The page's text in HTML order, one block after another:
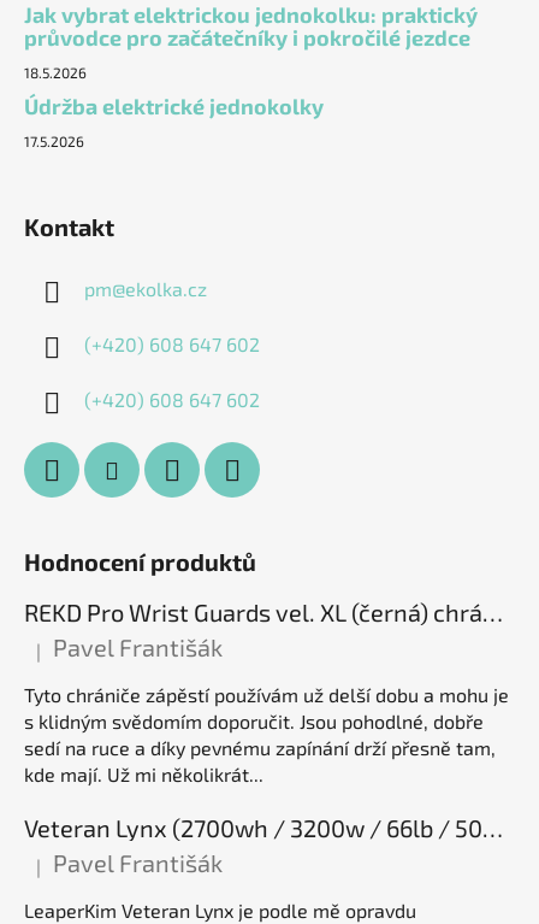
Jak vybrat elektrickou jednokolku: praktický
průvodce pro začátečníky i pokročilé jezdce
18.5.2026
Údržba elektrické jednokolky
17.5.2026
Kontakt
pm@ekolka.cz
(+420) 608 647 602
(+420) 608 647 602
Hodnocení produktů
REKD Pro Wrist Guards vel. XL (černá) chrániče zápěstí
Hodnocení produktu je 5 z 5 hvězdiček.
| Pavel Františák
Tyto chrániče zápěstí používám už delší dobu a mohu je
s klidným svědomím doporučit. Jsou pohodlné, dobře
sedí na ruce a díky pevnému zapínání drží přesně tam,
kde mají. Už mi několikrát...
Veteran Lynx (2700wh / 3200w / 66lb / 50E), elektrická jednokolka
Hodnocení produktu je 5 z 5 hvězdiček.
| Pavel Františák
LeaperKim Veteran Lynx je podle mě opravdu